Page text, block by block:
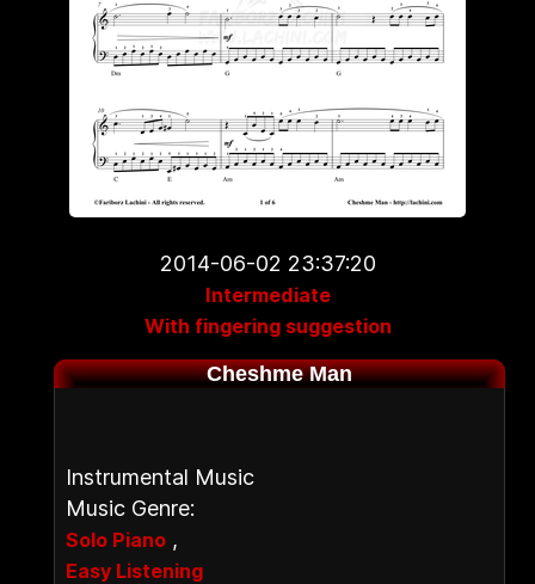
2014-06-02 23:37:20
Intermediate
With fingering suggestion
Cheshme Man
Instrumental Music
Music Genre:
Solo Piano ,
Easy Listening